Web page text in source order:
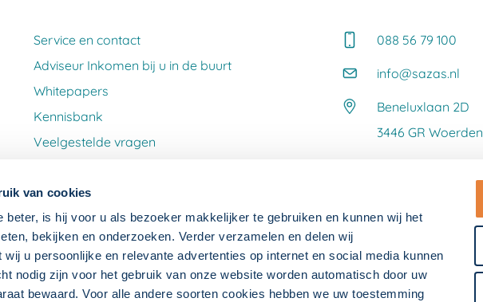
van cookies
beter, is hij voor u als bezoeker makkelijker te gebruiken en kunnen wij het
bekijken en onderzoeken. Verder verzamelen en delen wij
wij u persoonlijke en relevante advertenties op internet en social media kunnen
nodig zijn voor het gebruik van onze website worden automatisch door uw
bewaard. Voor alle andere soorten cookies hebben we uw toestemming
Service en contact
Adviseur Inkomen bij u in de buurt
Whitepapers
Kennisbank
Veelgestelde vragen
088 56 79 100
info@sazas.nl
Beneluxlaan 2D
3446 GR Woerden